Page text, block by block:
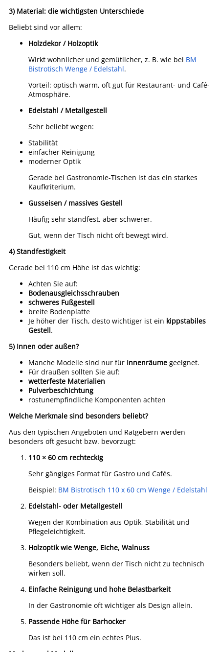
3) Material: die wichtigsten Unterschiede
Beliebt sind vor allem:
Holzdekor / Holzoptik
Wirkt wohnlicher und gemütlicher, z. B. wie bei BM
Bistrotisch Wenge / Edelstahl.
Vorteil: optisch warm, oft gut für Restaurant- und Café-
Atmosphäre.
Edelstahl / Metallgestell
Sehr beliebt wegen:
Stabilität
einfacher Reinigung
moderner Optik
Gerade bei Gastronomie-Tischen ist das ein starkes
Kaufkriterium.
Gusseisen / massives Gestell
Häufig sehr standfest, aber schwerer.
Gut, wenn der Tisch nicht oft bewegt wird.
4) Standfestigkeit
Gerade bei 110 cm Höhe ist das wichtig:
Achten Sie auf:
Bodenausgleichsschrauben
schweres Fußgestell
breite Bodenplatte
Je höher der Tisch, desto wichtiger ist ein kippstabiles
Gestell.
5) Innen oder außen?
Manche Modelle sind nur für Innenräume geeignet.
Für draußen sollten Sie auf:
wetterfeste Materialien
Pulverbeschichtung
rostunempfindliche Komponenten achten
Welche Merkmale sind besonders beliebt?
Aus den typischen Angeboten und Ratgebern werden
besonders oft gesucht bzw. bevorzugt:
110 × 60 cm rechteckig
Sehr gängiges Format für Gastro und Cafés.
Beispiel: BM Bistrotisch 110 x 60 cm Wenge / Edelstahl
Edelstahl- oder Metallgestell
Wegen der Kombination aus Optik, Stabilität und
Pflegeleichtigkeit.
Holzoptik wie Wenge, Eiche, Walnuss
Besonders beliebt, wenn der Tisch nicht zu technisch
wirken soll.
Einfache Reinigung und hohe Belastbarkeit
In der Gastronomie oft wichtiger als Design allein.
Passende Höhe für Barhocker
Das ist bei 110 cm ein echtes Plus.